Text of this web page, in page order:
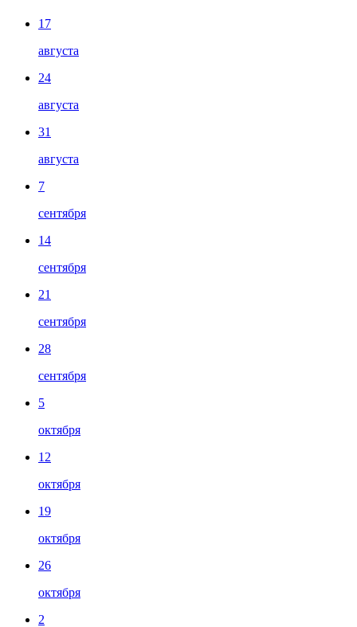
17
августа
24
августа
31
августа
7
сентября
14
сентября
21
сентября
28
сентября
5
октября
12
октября
19
октября
26
октября
2